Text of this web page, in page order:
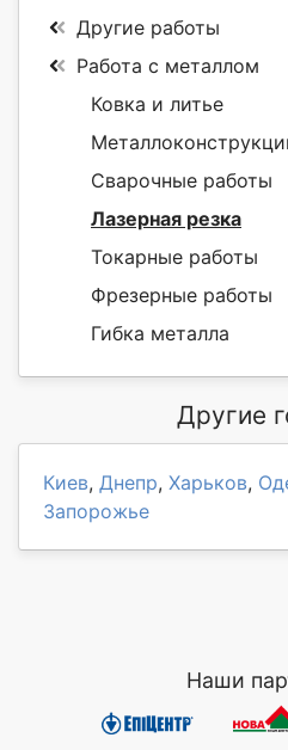
Другие работы
Работа с металлом
Ковка и литье
Сварочные работы
Лазерная резка
Токарные работы
Фрезерные работы
Гибка металла
Другие
Киев, Днепр, Харьков,
Запорожье
Наши